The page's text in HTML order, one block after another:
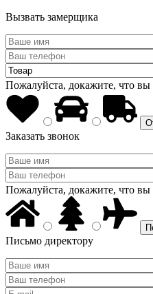
Вызвать замерщика
Пожалуйста, докажите, что вы
Заказать звонок
Пожалуйста, докажите, что вы
Письмо директору